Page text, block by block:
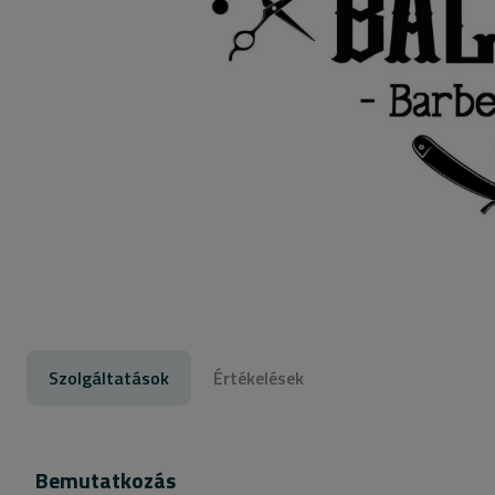
Szolgáltatások Értékelések
Bemutatkozás